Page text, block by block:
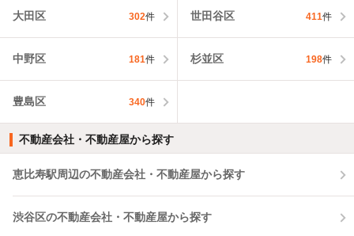
大田区 302件 世田谷区 411件
中野区 181件 杉並区 198件
豊島区 340件
不動産会社・不動産屋から探す
恵比寿駅周辺の不動産会社・不動産屋から探す
渋谷区の不動産会社・不動産屋から探す